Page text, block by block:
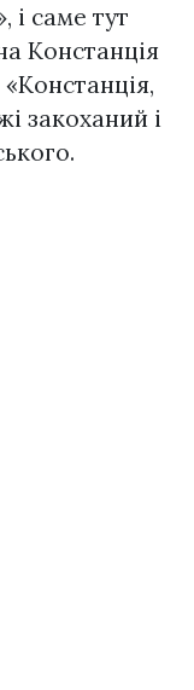
і саме тут
Констанція
закоханий і